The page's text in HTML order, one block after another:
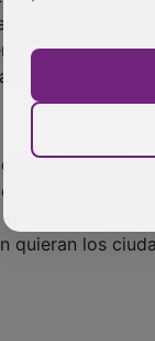
terrorismo, y
tan sólo
al
el PP
quieran los